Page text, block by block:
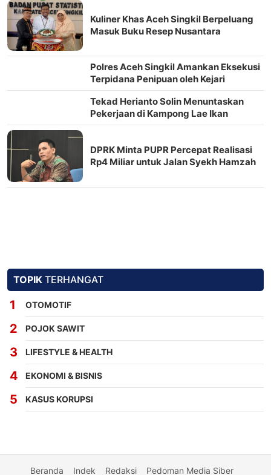
Kuliner Khas Aceh Singkil Berpeluang
Masuk Buku Resep Nusantara
Polres Aceh Singkil Amankan Eksekusi
Terpidana Penipuan oleh Kejari
Tekad Herianto Solin Menuntaskan
Pekerjaan di Kampong Lae Ikan
DPRK Minta PUPR Percepat Realisasi
Rp4 Miliar untuk Jalan Syekh Hamzah
TOPIK TERHANGAT
OTOMOTIF
POJOK SAWIT
LIFESTYLE & HEALTH
EKONOMI & BISNIS
KASUS KORUPSI
Beranda Indek Redaksi Pedoman Media Siber